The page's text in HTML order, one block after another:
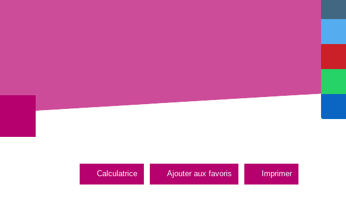
Calculatrice Ajouter aux favoris Imprimer